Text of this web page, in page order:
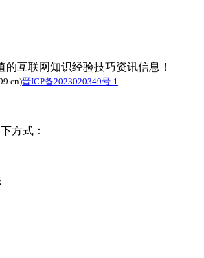
的互联网知识经验技巧资讯信息！
晋ICP备2023020349号-1
方式：